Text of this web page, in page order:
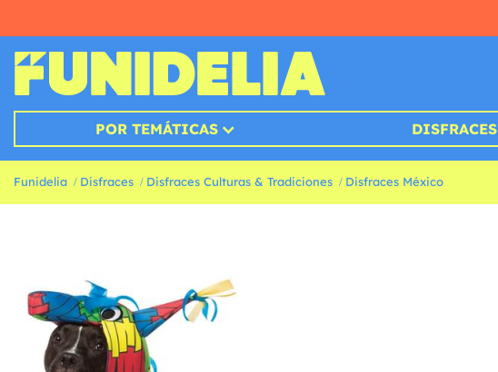
POR TEMÁTICAS DISFRACES
Funidelia Disfraces Disfraces Culturas & Tradiciones Disfraces México